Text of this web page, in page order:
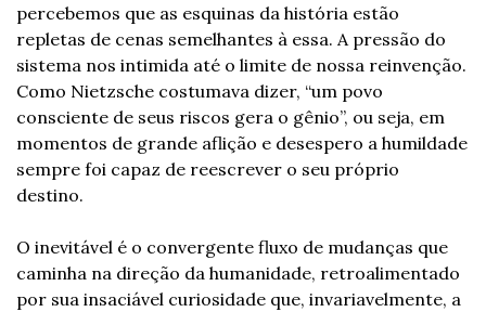
percebemos que as esquinas da história estão
repletas de cenas semelhantes à essa. A pressão do
sistema nos intimida até o limite de nossa reinvenção.
Como Nietzsche costumava dizer, “um povo
consciente de seus riscos gera o gênio”, ou seja, em
momentos de grande aflição e desespero a humildade
sempre foi capaz de reescrever o seu próprio
destino.
O inevitável é o convergente fluxo de mudanças que
caminha na direção da humanidade, retroalimentado
por sua insaciável curiosidade que, invariavelmente, a